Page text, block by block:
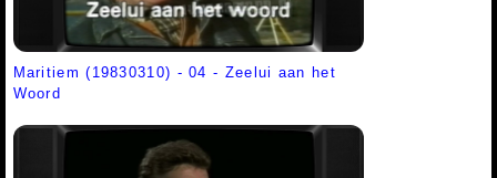
Maritiem (19830310) - 04 - Zeelui aan het
Woord